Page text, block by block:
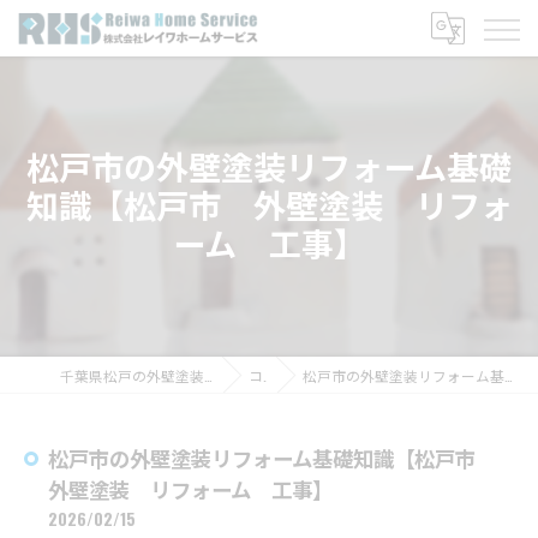
松戸市の外壁塗装リフォーム基礎
知識【松戸市 外壁塗装 リフォ
ーム 工事】
コラム 松戸市の外壁塗装リフォーム基礎知識【松戸市 外壁塗装 リフォーム 工事】
松戸市の外壁塗装リフォーム基礎知識【松戸市
外壁塗装 リフォーム 工事】
2026/02/15